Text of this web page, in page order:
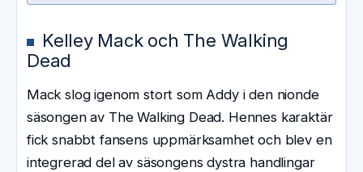
Kelley Mack och The Walking
Dead
Mack slog igenom stort som Addy i den nionde
säsongen av The Walking Dead. Hennes karaktär
fick snabbt fansens uppmärksamhet och blev en
integrerad del av säsongens dystra handlingar